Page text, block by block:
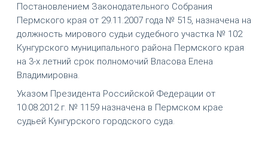
Постановлением Законодательного Собрания
Пермского края от 29.11.2007 года № 515, назначена на
должность мирового судьи судебного участка № 102
Кунгурского муниципального района Пермского края
на 3-х летний срок полномочий Власова Елена
Владимировна.
Указом Президента Российской Федерации от
10.08.2012 г. № 1159 назначена в Пермском крае
судьей Кунгурского городского суда.